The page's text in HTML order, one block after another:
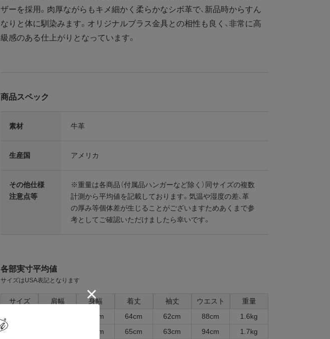
ザーを採用。肉厚ながらもキメ細かく柔らかなシボ革で、新品時からすん
なりと体に馴染みます。オリジナルブラス金具との相性も良く、非常に高
級感のある仕上がりとなっています。
商品スペック
素材 牛革
生産国 アメリカ
その他仕様
注意点等
※重量は各商品（付属品ハンガーなど除く）同サイズの複数
計測から平均値を記載しております。気温や湿度の差、革
の厚み等個体差が生じることがございますためあくまで参
考としてご確認いただけましたら幸いです。
各部実寸平均値
サイズはUSA表記となります
サイズ 肩幅 身幅 着丈 袖丈 ウエスト
重量
49cm 64cm 62cm 88cm
1.6kg
51cm 65cm 63cm 94cm
1.7kg